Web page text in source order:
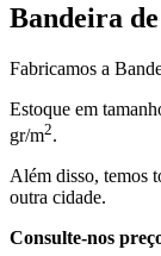
Bandeira
Fabricamos a
Estoque em
gr/m2.
Além disso, temos
outra cidade.
Consulte-nos